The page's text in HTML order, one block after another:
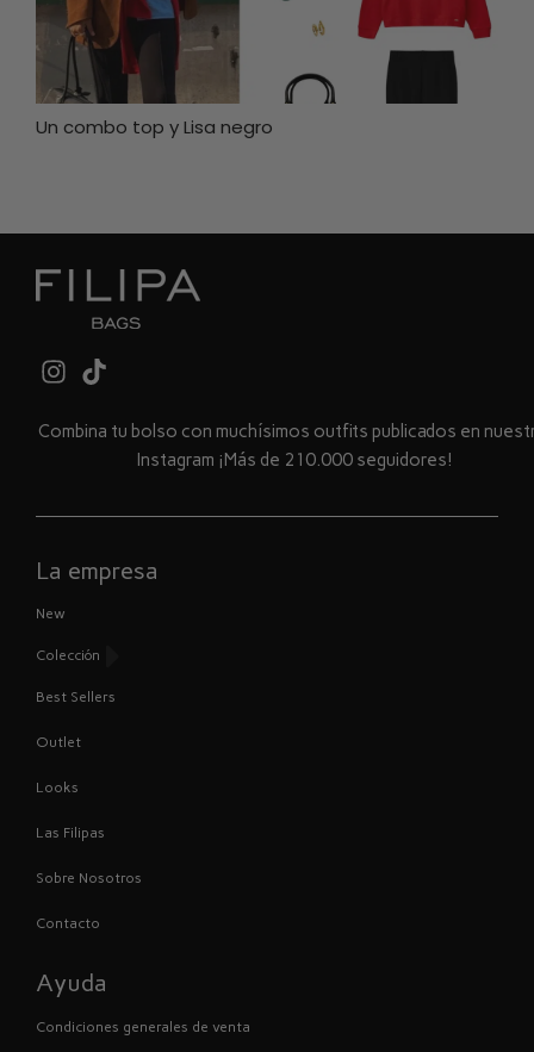
Un combo top y Lisa negro
Combina tu bolso con muchísimos outfits publicados en
Instagram ¡Más de 210.000 seguidores!
La empresa
New
Colección
Best Sellers
Outlet
Looks
Las Filipas
Sobre Nosotros
Contacto
Ayuda
Condiciones generales de venta